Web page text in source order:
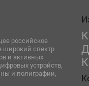
российское
широкий спектр
и активных
устройств,
и полиграфии,